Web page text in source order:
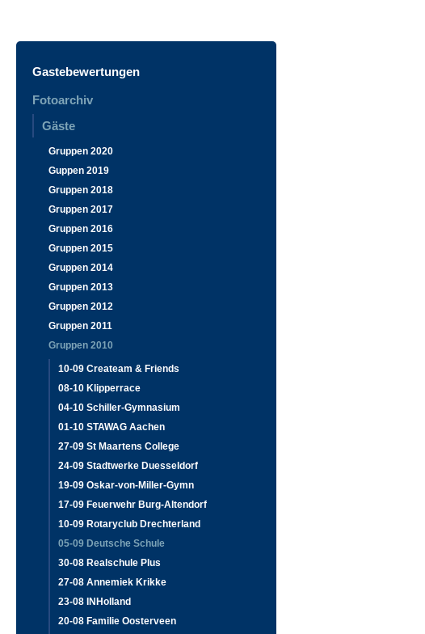
Gastebewertungen
Fotoarchiv
Gäste
Gruppen 2020
Guppen 2019
Gruppen 2018
Gruppen 2017
Gruppen 2016
Gruppen 2015
Gruppen 2014
Gruppen 2013
Gruppen 2012
Gruppen 2011
Gruppen 2010
10-09 Createam & Friends
08-10 Klipperrace
04-10 Schiller-Gymnasium
01-10 STAWAG Aachen
27-09 St Maartens College
24-09 Stadtwerke Duesseldorf
19-09 Oskar-von-Miller-Gymn
17-09 Feuerwehr Burg-Altendorf
10-09 Rotaryclub Drechterland
05-09 Deutsche Schule
30-08 Realschule Plus
27-08 Annemiek Krikke
23-08 INHolland
20-08 Familie Oosterveen